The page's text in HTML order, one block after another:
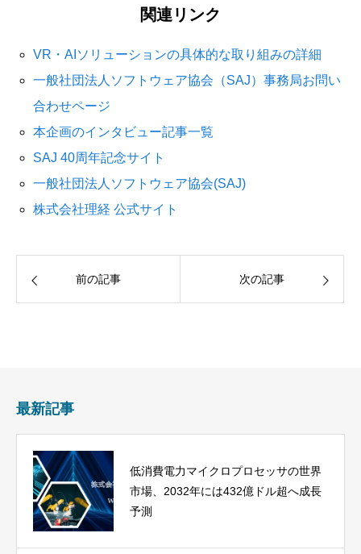
関連リンク
VR・AIソリューションの具体的な取り組みの詳細
一般社団法人ソフトウェア協会（SAJ）事務局お問い
合わせページ
本企画のインタビュー記事一覧
SAJ 40周年記念サイト
一般社団法人ソフトウェア協会(SAJ)
株式会社理経 公式サイト
前の記事 次の記事
最新記事
低消費電力マイクロプロセッサの世界
市場、2032年には432億ドル超へ成長
予測